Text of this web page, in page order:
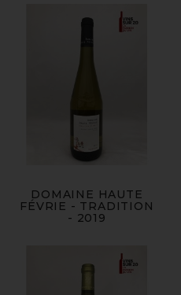
DOMAINE HAUTE
FÉVRIE - TRADITION
- 2019